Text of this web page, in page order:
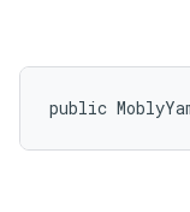
public